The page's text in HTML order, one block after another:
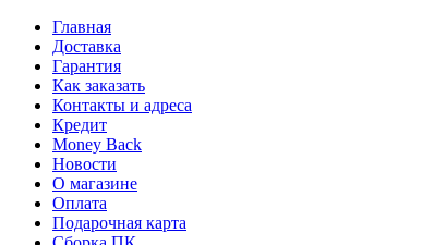
Главная
Доставка
Гарантия
Как заказать
Контакты и адреса
Кредит
Money Back
Новости
О магазине
Оплата
Подарочная карта